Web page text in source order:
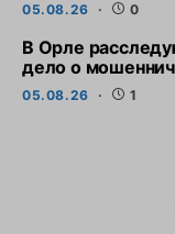
05.08.26 0
В Орле
дело о
05.08.26 1